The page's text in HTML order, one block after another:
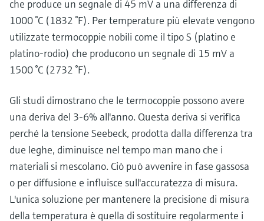
che produce un segnale di 45 mV a una differenza di
1000 °C (1832 °F). Per temperature più elevate vengono
utilizzate termocoppie nobili come il tipo S (platino e
platino-rodio) che producono un segnale di 15 mV a
1500 °C (2732 °F).
Gli studi dimostrano che le termocoppie possono avere
una deriva del 3-6% all'anno. Questa deriva si verifica
perché la tensione Seebeck, prodotta dalla differenza tra
due leghe, diminuisce nel tempo man mano che i
materiali si mescolano. Ciò può avvenire in fase gassosa
o per diffusione e influisce sull'accuratezza di misura.
L'unica soluzione per mantenere la precisione di misura
della temperatura è quella di sostituire regolarmente i